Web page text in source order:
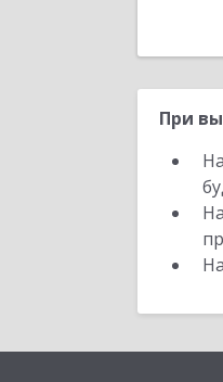
При